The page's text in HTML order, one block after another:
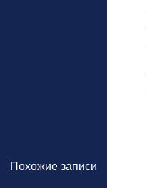
Похожие записи